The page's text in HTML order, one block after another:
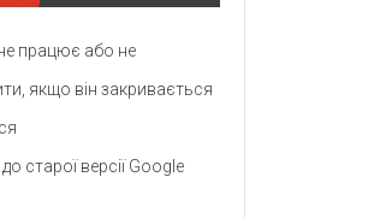
працює або не
якщо він закривається
старої версії Google